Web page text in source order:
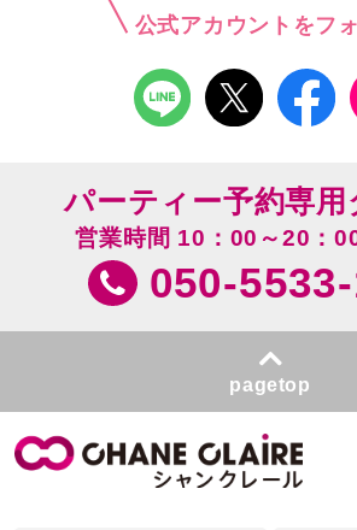
公式アカウントをフ
パーティー予約専
営業時間 10：00～20：
050-
pagetop